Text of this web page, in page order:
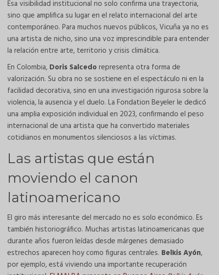
Esa visibilidad institucional no solo confirma una trayectoria,
sino que amplifica su lugar en el relato internacional del arte
contemporáneo. Para muchos nuevos públicos, Vicuña ya no es
una artista de nicho, sino una voz imprescindible para entender
la relación entre arte, territorio y crisis climática.
En Colombia, Doris Salcedorepresenta otra forma de
valorización. Su obra no se sostiene en el espectáculo ni en la
facilidad decorativa, sino en una investigación rigurosa sobre la
violencia, la ausencia y el duelo. La Fondation Beyeler le dedicó
una amplia exposición individual en 2023, confirmando el peso
internacional de una artista que ha convertido materiales
cotidianos en monumentos silenciosos a las víctimas.
Las artistas que están
moviendo el canon
latinoamericano
El giro más interesante del mercado no es solo económico. Es
también historiográfico. Muchas artistas latinoamericanas que
durante años fueron leídas desde márgenes demasiado
estrechos aparecen hoy como figuras centrales. Belkis Ayón,
por ejemplo, está viviendo una importante recuperación